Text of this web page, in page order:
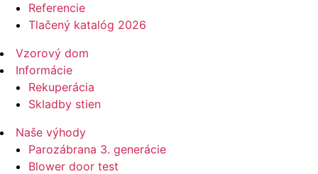
Referencie
Tlačený katalóg 2026
Vzorový dom
Informácie
Rekuperácia
Skladby stien
Naše výhody
Parozábrana 3. generácie
Blower door test